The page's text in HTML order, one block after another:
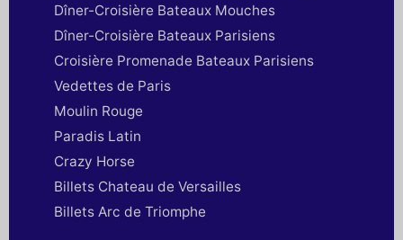
Dîner-Croisière Bateaux Mouches
Dîner-Croisière Bateaux Parisiens
Croisière Promenade Bateaux Parisiens
Vedettes de Paris
Moulin Rouge
Paradis Latin
Crazy Horse
Billets Chateau de Versailles
Billets Arc de Triomphe